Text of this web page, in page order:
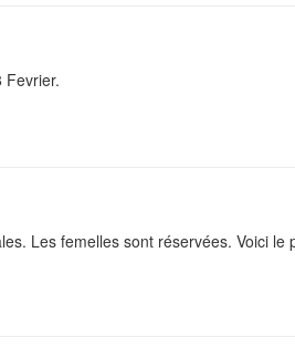
Fevrier.
Les femelles sont réservées. Voici